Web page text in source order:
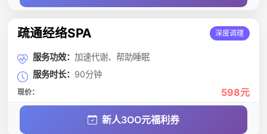
疏通经络SPA 深度调理
服务功效： 加速代谢、帮助睡眠
服务时长： 90分钟
现价： 598元
新人3OO元福利券